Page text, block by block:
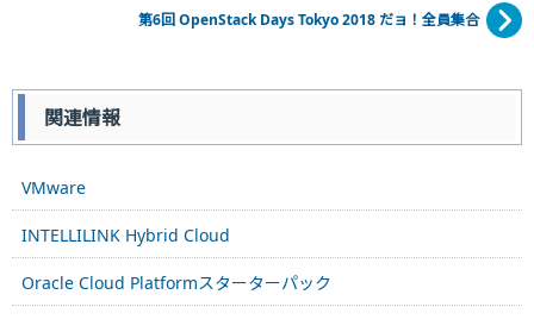
第6回 OpenStack Days Tokyo 2018 だョ！全員集合
関連情報
VMware
INTELLILINK Hybrid Cloud
Oracle Cloud Platformスターターパック